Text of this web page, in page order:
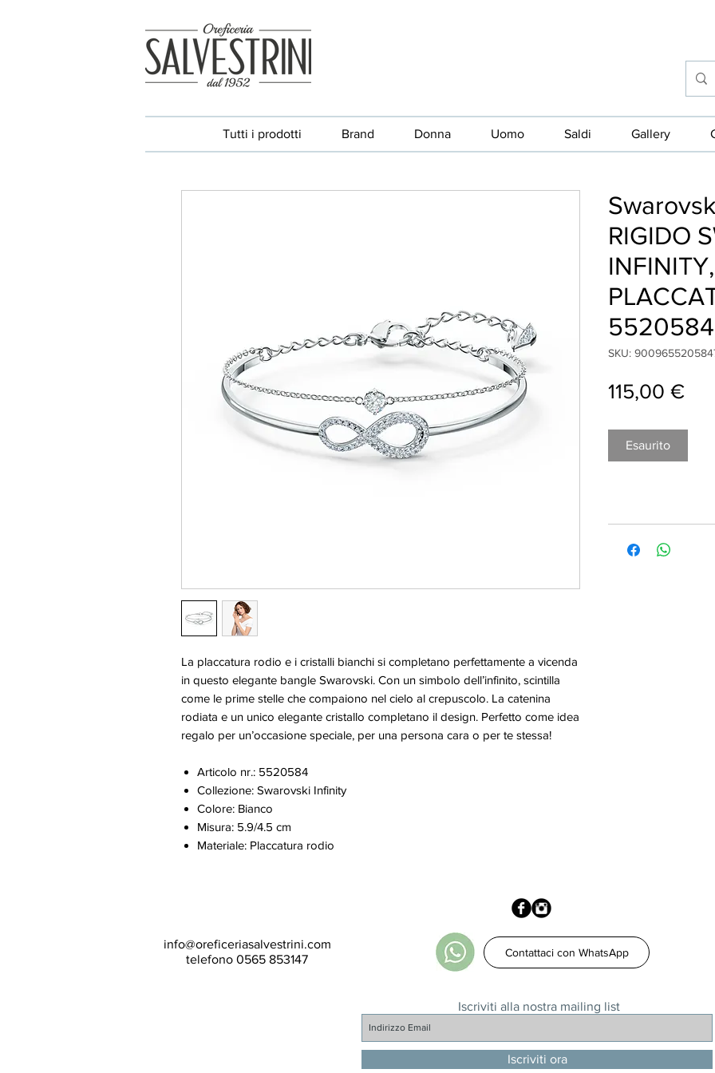
Tutti i prodotti Brand Donna Uomo Saldi Gallery
La placcatura rodio e i cristalli bianchi si completano perfettamente a vicenda
in questo elegante bangle Swarovski. Con un simbolo dell’infinito, scintilla
come le prime stelle che compaiono nel cielo al crepuscolo. La catenina
rodiata e un unico elegante cristallo completano il design. Perfetto come idea
regalo per un’occasione speciale, per una persona cara o per te stessa!
Articolo nr.: 5520584
Collezione: Swarovski Infinity
Colore: Bianco
Misura: 5.9/4.5 cm
Materiale: Placcatura rodio
RIGIDO
5520584
SKU:
115,00 €
Esaurito
Iscriviti alla nostra mailing list
Iscriviti ora
Contattaci con WhatsApp
info@oreficeriasalvestrini.com
telefono 0565 853147